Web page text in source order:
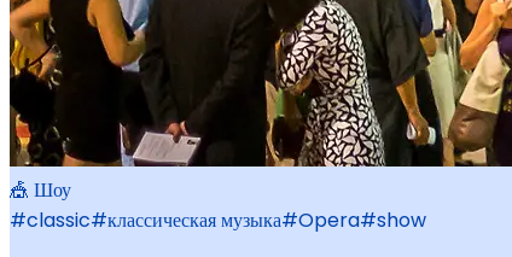
🎪 Шоу
#classic#классическая музыка#Opera#show